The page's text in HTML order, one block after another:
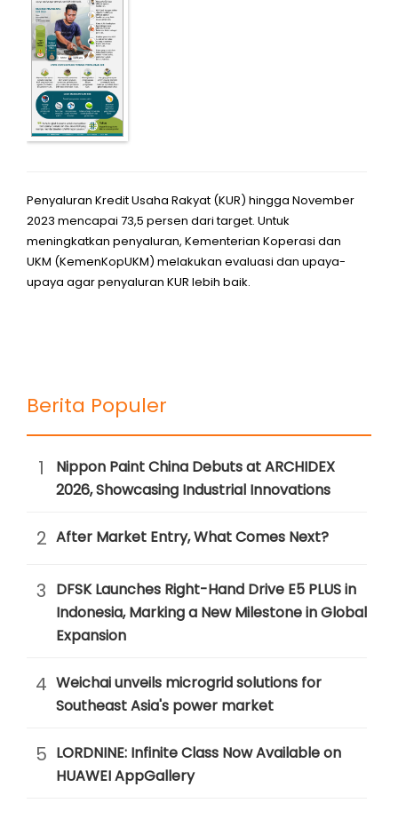
Penyaluran Kredit Usaha Rakyat (KUR) hingga November
2023 mencapai 73,5 persen dari target. Untuk
meningkatkan penyaluran, Kementerian Koperasi dan
UKM (KemenKopUKM) melakukan evaluasi dan upaya-
upaya agar penyaluran KUR lebih baik.
Berita Populer
1
Nippon Paint China Debuts at ARCHIDEX
2026, Showcasing Industrial Innovations
2 After Market Entry, What Comes Next?
3 DFSK Launches Right-Hand Drive E5 PLUS in
Indonesia, Marking a New Milestone in Global
Expansion
4 Weichai unveils microgrid solutions for
Southeast Asia's power market
5 LORDNINE: Infinite Class Now Available on
HUAWEI AppGallery